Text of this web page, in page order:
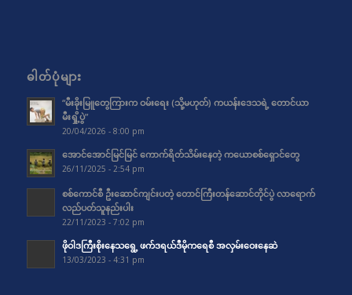
ဓါတ်ပုံများ
“မီးခိုးမြူတွေကြားက ဝမ်းရေး (သို့မဟုတ်) ကယန်းဒေသရဲ့ တောင်ယာ
မီးရှို့ပွဲ”
20/04/2026 - 8:00 pm
အောင်အောင်မြင်မြင် ကောက်ရိတ်သိမ်းနေတဲ့ ကယောစစ်ရှောင်တွေ
26/11/2025 - 2:54 pm
စစ်ကောင်စီ ဦးဆောင်ကျင်းပတဲ့ တောင်ကြီးတန်ဆောင်တိုင်ပွဲ လာရောက်
လည်ပတ်သူနည်းပါး
22/11/2023 - 7:02 pm
ဖိုဝါဒကြီးစိုးနေသရွေ့ ဖက်ဒရယ်ဒီမိုကရေစီ အလှမ်းဝေးနေဆဲ
13/03/2023 - 4:31 pm